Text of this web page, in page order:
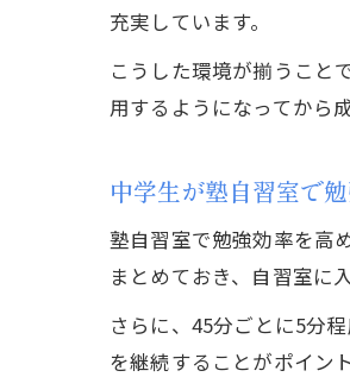
充実しています。
こうした環境が揃うこと
用するようになってから
中学生が塾自習室で
塾自習室で勉強効率を高
まとめておき、自習室に
さらに、45分ごとに5分
を継続することがポイン